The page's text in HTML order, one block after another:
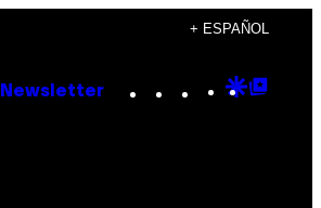
+ ESPAÑOL
Newsletter Instagram
TikTok
YouTube
Google